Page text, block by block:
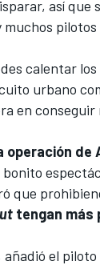
así que
calentar
urbano
en
operación de
que
tengan más
el